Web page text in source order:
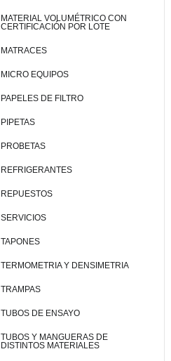
MATERIAL VOLUMÉTRICO CON
CERTIFICACIÓN POR LOTE
MATRACES
MICRO EQUIPOS
PAPELES DE FILTRO
PIPETAS
PROBETAS
REFRIGERANTES
REPUESTOS
SERVICIOS
TAPONES
TERMOMETRIA Y DENSIMETRIA
TRAMPAS
TUBOS DE ENSAYO
TUBOS Y MANGUERAS DE
DISTINTOS MATERIALES